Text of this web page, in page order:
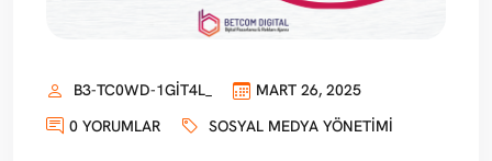
B3-TC0WD-1GIT4L_
MART 26, 2025
0 YORUMLAR
SOSYAL MEDYA YÖNETIMI